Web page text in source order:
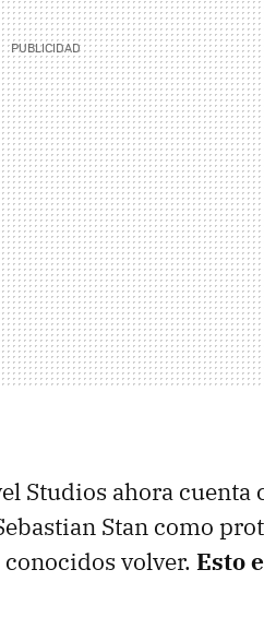
Studios ahora cuenta
Stan como
volver. Esto